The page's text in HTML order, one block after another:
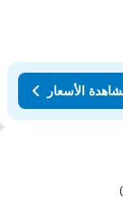
الأسعار